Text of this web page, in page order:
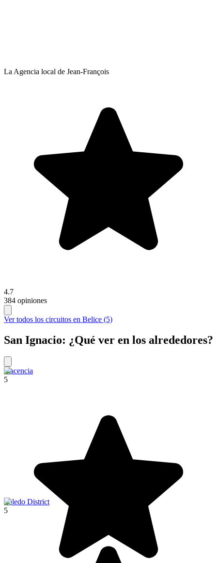
La Agencia local de Jean-François
4.7
384 opiniones
Ver todos los circuitos en Belice (5)
San Ignacio: ¿Qué ver en los alrededores?
Placencia
5
Toledo District
5